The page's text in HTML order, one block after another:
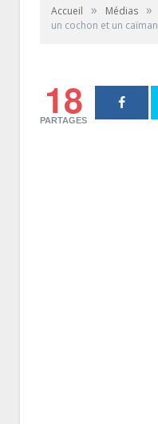
Accueil » Médias »
un cochon et un caïman
18
PARTAGES